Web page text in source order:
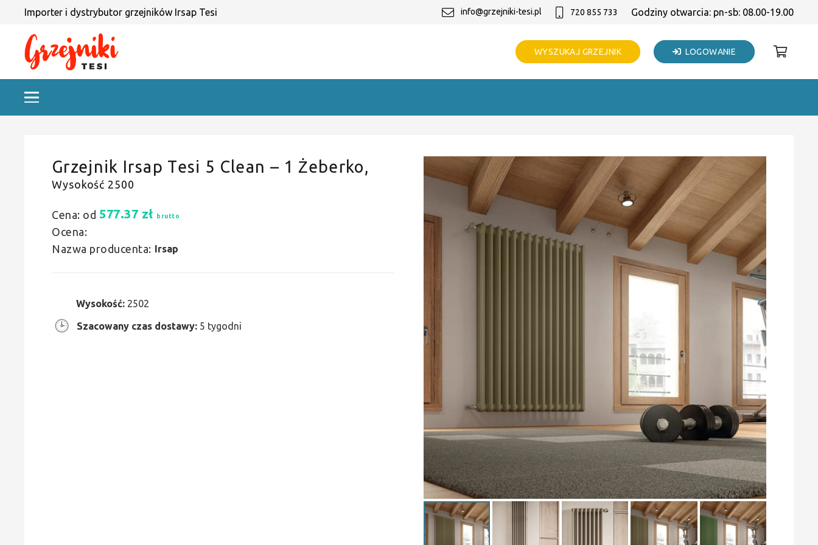
Importer i dystrybutor grzejników Irsap Tesi info@grzejniki-tesi.pl 720 855 733 Godziny otwarcia: pn-sb: 08.00-19.00
WYSZUKAJ GRZEJNIK LOGOWANIE
Grzejnik Irsap Tesi 5 Clean – 1 Żeberko,
Wysokość 2500
Cena: od 577.37 zł brutto
Ocena:
Nazwa producenta: Irsap
Wysokość: 2502
Szacowany czas dostawy: 5 tygodni